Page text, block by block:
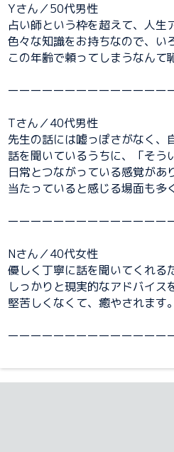
Yさん／50代男性
占い師という枠を超えて、人生
色々な知識をお持ちなので、い
この年齢で頼ってしまうなんて
ーーーーーーーーーーーーーー
Tさん／40代男性
先生の話には嘘っぽさがなく、
話を聞いているうちに、「そう
日常とつながっている感覚があ
当たっていると感じる場面も多
ーーーーーーーーーーーーーー
Nさん／40代女性
優しく丁寧に話を聞いてくれる
しっかりと現実的なアドバイス
堅苦しくなくて、癒やされます。
ーーーーーーーーーーーーーー